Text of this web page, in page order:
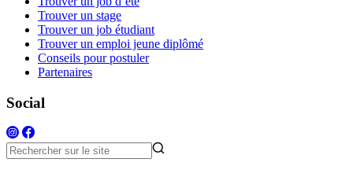
Trouver un stage
Trouver un job étudiant
Trouver un emploi jeune diplômé
Conseils pour postuler
Partenaires
Social